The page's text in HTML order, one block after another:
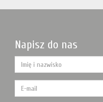
Napisz do nas